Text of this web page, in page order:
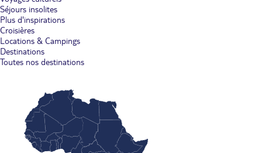
Séjours insolites
Plus d'inspirations
Croisières
Locations & Campings
Destinations
Toutes nos destinations